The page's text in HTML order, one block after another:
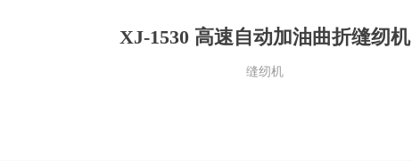
XJ-1530 高速自动加油曲折缝纫机
缝纫机